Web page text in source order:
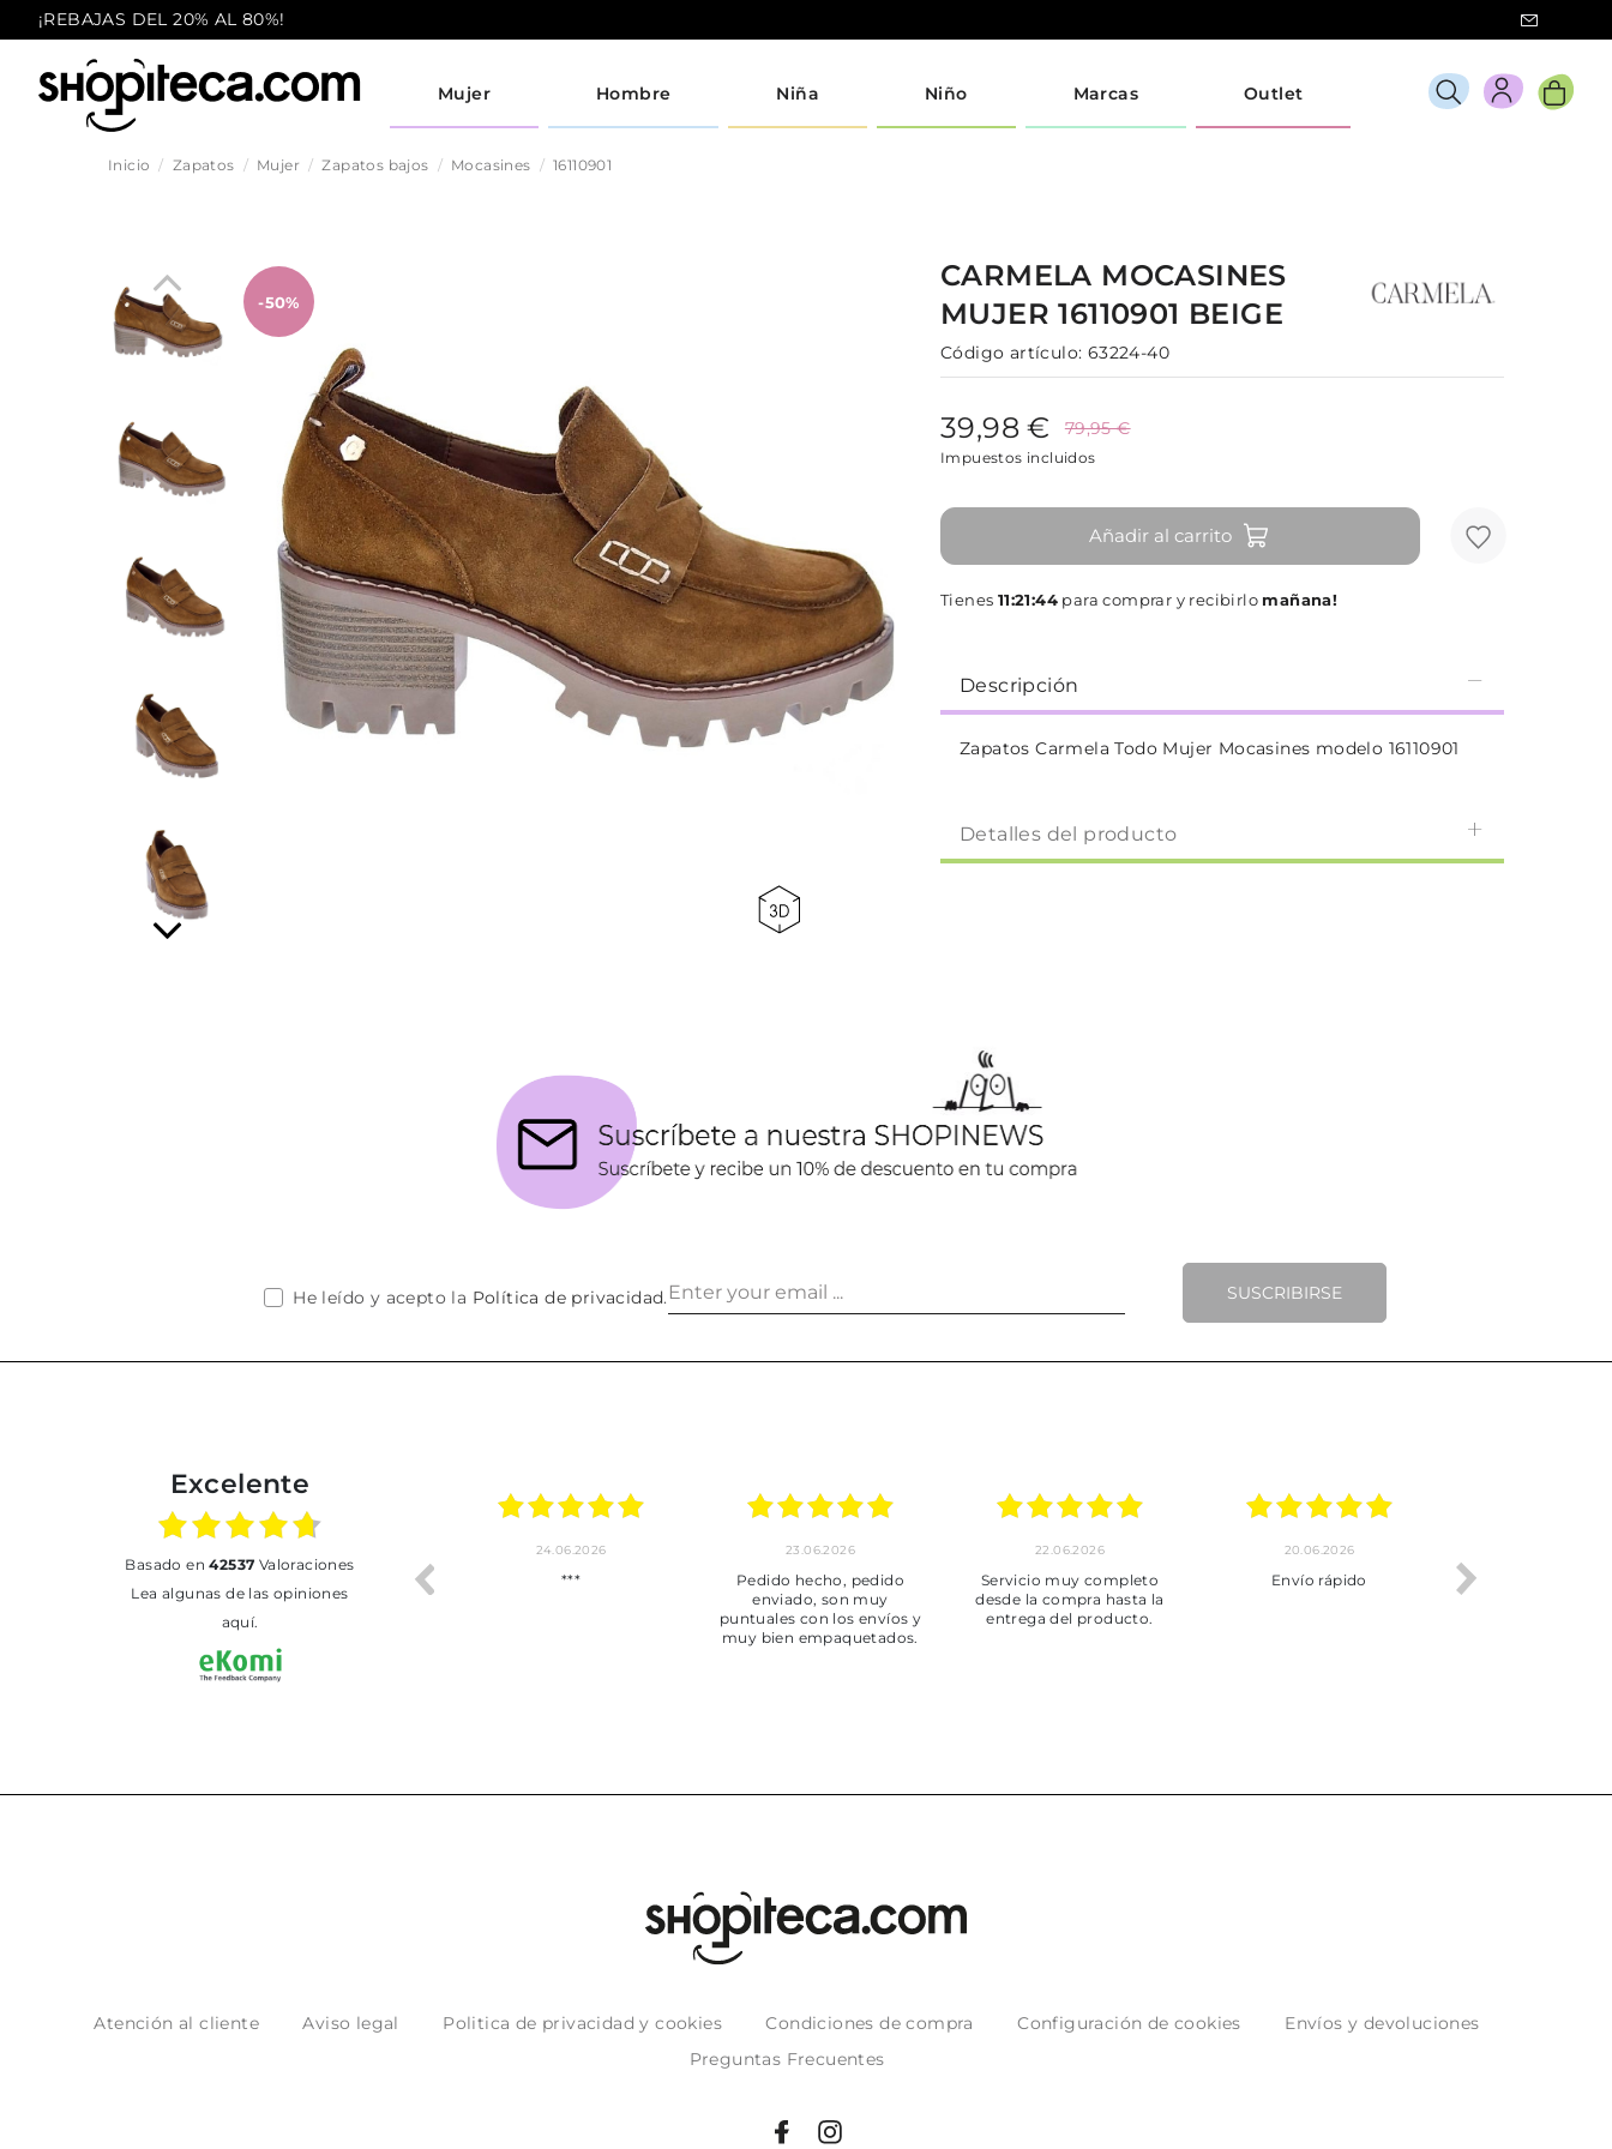
¡REBAJAS DEL 20% AL 80%!
Mujer Hombre Niña Niño Marcas Outlet
Inicio Zapatos Mujer Zapatos bajos Mocasines 16110901
-50%
CARMELA MOCASINES
MUJER16110901 BEIGE
Código artículo: 63224-40
39,98 € 79,95 €
Impuestos incluidos
Añadir al carrito
Tienes 11:21:43para comprar y recibirlo mañana!
Descripción
Zapatos Carmela Todo Mujer Mocasines modelo 16110901
Detalles del producto
SUSCRIBIRSE
He leído y acepto la Política de privacidad.
Excelente
basado en42537 Valoraciones
Lea algunas de las opiniones
aquí.
24.06.2026
***
23.06.2026
Pedido hecho, pedido
enviado, son muy
puntuales con los envíos y
muy bien empaquetados.
22.06.2026
Servicio muy completo
desde la compra hasta la
entrega del producto.
20.06.2026
Envío rápido
Atención al cliente Aviso legal Politica de privacidad y cookies Condiciones de compra Configuración de cookies
Envíos y devoluciones
Preguntas Frecuentes